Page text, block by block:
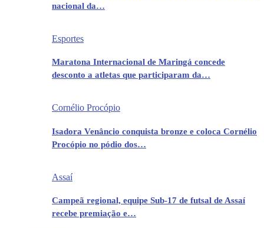
nacional da…
Esportes
Maratona Internacional de Maringá concede
desconto a atletas que participaram da…
Cornélio Procópio
Isadora Venâncio conquista bronze e coloca Cornélio
Procópio no pódio dos…
Assaí
Campeã regional, equipe Sub-17 de futsal de Assaí
recebe premiação e…